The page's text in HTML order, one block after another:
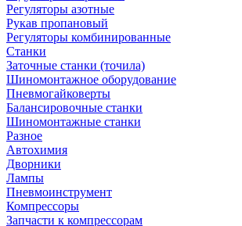
Регуляторы азотные
Рукав пропановый
Регуляторы комбинированные
Станки
Заточные станки (точила)
Шиномонтажное оборудование
Пневмогайковерты
Балансировочные станки
Шиномонтажные станки
Разное
Автохимия
Дворники
Лампы
Пневмоинструмент
Компрессоры
Запчасти к компрессорам